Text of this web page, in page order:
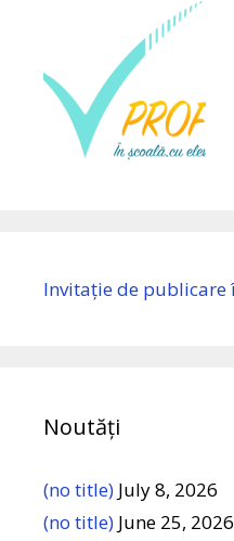
Invitație de publicare
Noutăți
(no title) July 8, 2026
(no title) June 25, 2026